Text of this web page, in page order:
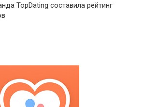
TopDating составила рейтинг